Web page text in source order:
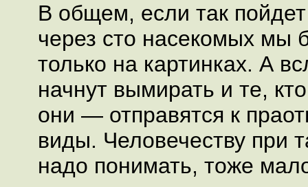
В общем, если так
через сто насекомых мы
только на картинках. А
начнут вымирать и те,
они — отправятся к
виды. Человечеству при
надо понимать, тоже